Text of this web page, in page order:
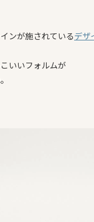
ンが施されているデザ
いいフォルムが